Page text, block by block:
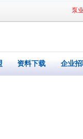
泵
资料下载 企业